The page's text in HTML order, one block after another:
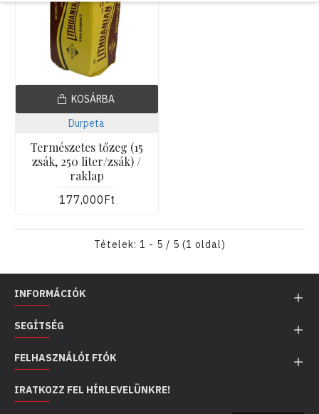
Durpeta
Természetes tőzeg (15
zsák, 250 liter/zsák) /
raklap
177,000Ft
KOSÁRBA
Tételek: 1 - 5 / 5 (1 oldal)
INFORMÁCIÓK
SEGÍTSÉG
FELHASZNÁLÓI FIÓK
IRATKOZZ FEL HÍRLEVELÜNKRE!